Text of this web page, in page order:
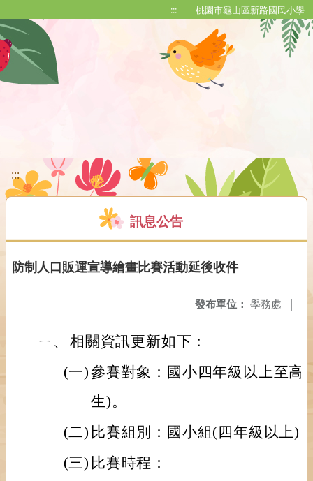
::: 桃園市龜山區新路國民小學
:::
訊息公告
防制人口販運宣導繪畫比賽活動延後收件
發布單位： 學務處 |
ㄧ、 相關資訊更新如下：
(一)參賽對象：國小四年級以上至高
生)。
(二) 比賽組別：國小組(四年級以上)
(三) 比賽時程：